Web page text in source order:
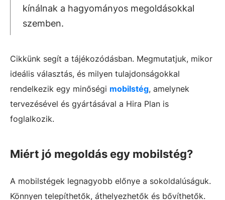
kínálnak a hagyományos megoldásokkal
szemben.
Cikkünk segít a tájékozódásban. Megmutatjuk, mikor
ideális választás, és milyen tulajdonságokkal
rendelkezik egy minőségi mobilstég, amelynek
tervezésével és gyártásával a Hira Plan is
foglalkozik.
Miért jó megoldás egy mobilstég?
A mobilstégek legnagyobb előnye a sokoldalúságuk.
Könnyen telepíthetők, áthelyezhetők és bővíthetők.